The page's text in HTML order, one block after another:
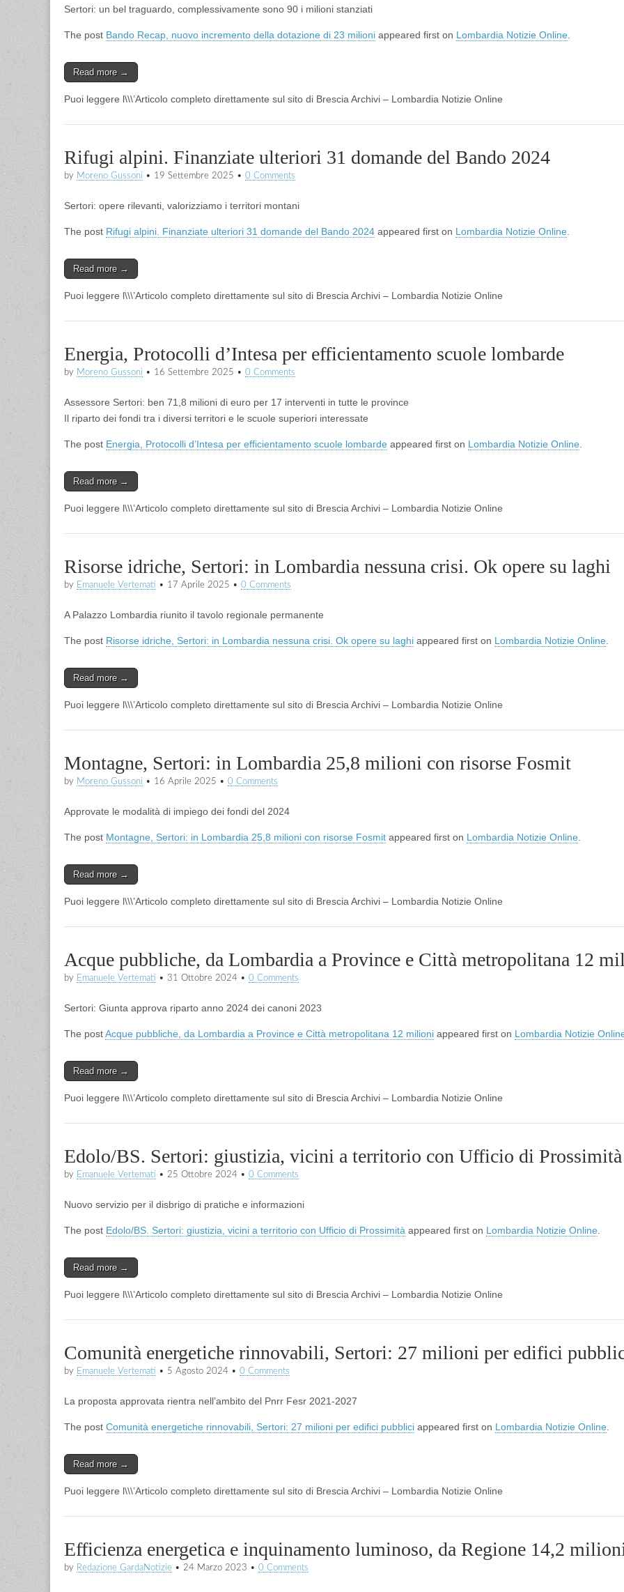
Sertori: un bel traguardo, complessivamente sono 90 i milioni stanziati
The post Bando Recap, nuovo incremento della dotazione di 23 milioni appeared first on Lombardia Notizie Online
Read more →
Puoi leggere l\\\’Articolo completo direttamente sul sito di Brescia Archivi – Lombardia Notizie Online
Rifugi alpini. Finanziate ulteriori 31 domande del Bando 2024
by Moreno Gussoni • 19 Settembre 2025 • 0 Comments
Sertori: opere rilevanti, valorizziamo i territori montani
The post Rifugi alpini. Finanziate ulteriori 31 domande del Bando 2024 appeared first on Lombardia Notizie Online
Read more →
Puoi leggere l\\\’Articolo completo direttamente sul sito di Brescia Archivi – Lombardia Notizie Online
Energia, Protocolli d’Intesa per efficientamento scuole lombarde
by Moreno Gussoni • 16 Settembre 2025 • 0 Comments
Assessore Sertori: ben 71,8 milioni di euro per 17 interventi in tutte le province
Il riparto dei fondi tra i diversi territori e le scuole superiori interessate
The post Energia, Protocolli d’Intesa per efficientamento scuole lombarde appeared first on Lombardia Notizie Online
Read more →
Puoi leggere l\\\’Articolo completo direttamente sul sito di Brescia Archivi – Lombardia Notizie Online
Risorse idriche, Sertori: in Lombardia nessuna crisi. Ok opere su laghi
by Emanuele Vertemati • 17 Aprile 2025 • 0 Comments
A Palazzo Lombardia riunito il tavolo regionale permanente
The post Risorse idriche, Sertori: in Lombardia nessuna crisi. Ok opere su laghi appeared first on Lombardia Notizie Online
Read more →
Puoi leggere l\\\’Articolo completo direttamente sul sito di Brescia Archivi – Lombardia Notizie Online
Montagne, Sertori: in Lombardia 25,8 milioni con risorse Fosmit
by Moreno Gussoni • 16 Aprile 2025 • 0 Comments
Approvate le modalità di impiego dei fondi del 2024
The post Montagne, Sertori: in Lombardia 25,8 milioni con risorse Fosmit appeared first on Lombardia Notizie Online
Read more →
Puoi leggere l\\\’Articolo completo direttamente sul sito di Brescia Archivi – Lombardia Notizie Online
Acque pubbliche, da Lombardia a Province e Città metropolitana 12
by Emanuele Vertemati • 31 Ottobre 2024 • 0 Comments
Sertori: Giunta approva riparto anno 2024 dei canoni 2023
The postAcque pubbliche, da Lombardia a Province e Città metropolitana 12 milioni appeared first on Lombardia Notizie
Read more →
Puoi leggere l\\\’Articolo completo direttamente sul sito di Brescia Archivi – Lombardia Notizie Online
Edolo/BS. Sertori: giustizia, vicini a territorio con Ufficio di Prossimità
by Emanuele Vertemati • 25 Ottobre 2024 • 0 Comments
Nuovo servizio per il disbrigo di pratiche e informazioni
The post Edolo/BS. Sertori: giustizia, vicini a territorio con Ufficio di Prossimità appeared first on Lombardia Notizie Online
Read more →
Puoi leggere l\\\’Articolo completo direttamente sul sito di Brescia Archivi – Lombardia Notizie Online
Comunità energetiche rinnovabili, Sertori: 27 milioni per edifici
by Emanuele Vertemati • 5 Agosto 2024 • 0 Comments
La proposta approvata rientra nell’ambito del Pnrr Fesr 2021-2027
The post Comunità energetiche rinnovabili, Sertori: 27 milioni per edifici pubblici appeared first on Lombardia Notizie Online
Read more →
Puoi leggere l\\\’Articolo completo direttamente sul sito di Brescia Archivi – Lombardia Notizie Online
Efficienza energetica e inquinamento luminoso, da Regione 14,2
by Redazione GardaNotizie • 24 Marzo 2023 • 0 Comments